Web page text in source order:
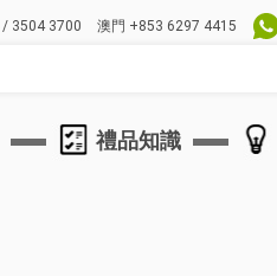
/ 3504 3700 澳門 +853 6297 4415
禮品知識